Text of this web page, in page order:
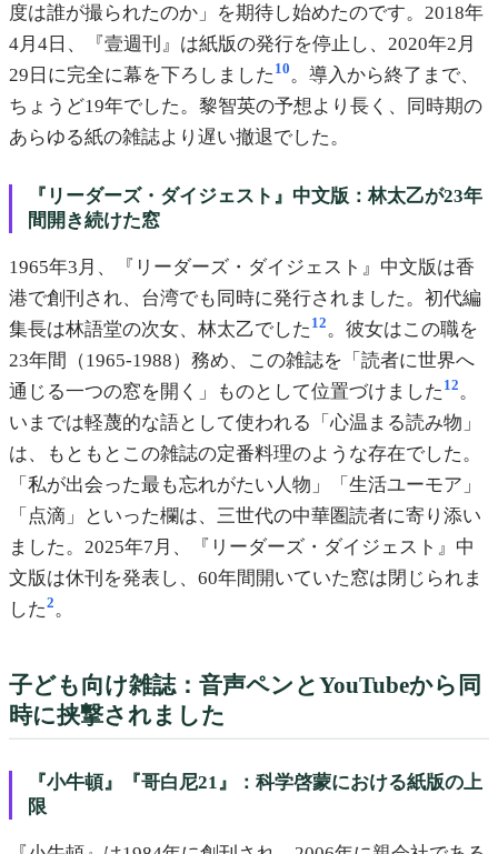
度は誰が撮られたのか」を期待し始めたのです。2018年
4月4日、『壹週刊』は紙版の発行を停止し、2020年2月
29日に完全に幕を下ろしました 10。導入から終了まで、
ちょうど19年でした。黎智英の予想より長く、同時期の
あらゆる紙の雑誌より遅い撤退でした。
『リーダーズ・ダイジェスト』中文版：林太乙が23年
間開き続けた窓
1965年3月、『リーダーズ・ダイジェスト』中文版は香
港で創刊され、台湾でも同時に発行されました。初代編
集長は林語堂の次女、林太乙でした 12 。彼女はこの職を
23年間（1965-1988）務め、この雑誌を「読者に世界へ
通じる一つの窓を開く」ものとして位置づけました 12 。
いまでは軽蔑的な語として使われる「心温まる読み物」
は、もともとこの雑誌の定番料理のような存在でした。
「私が出会った最も忘れがたい人物」「生活ユーモア」
「点滴」といった欄は、三世代の中華圏読者に寄り添い
ました。2025年7月、『リーダーズ・ダイジェスト』中
文版は休刊を発表し、60年間開いていた窓は閉じられま
した2 。
子ども向け雑誌：音声ペンとYouTubeから同
時に挟撃されました
『小牛頓』『哥白尼21』：科学啓蒙における紙版の上
限